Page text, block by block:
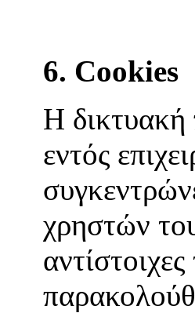
6. Cookies
Η
εντός
χρηστών